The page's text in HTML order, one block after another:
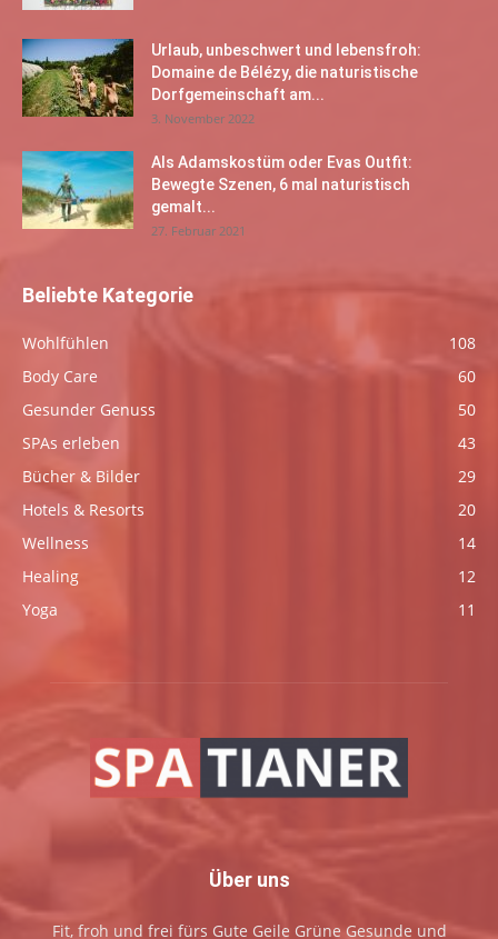
Urlaub, unbeschwert und lebensfroh:
Domaine de Bélézy, die naturistische
Dorfgemeinschaft am...
3. November 2022
Als Adamskostüm oder Evas Outfit:
Bewegte Szenen, 6 mal naturistisch
gemalt...
27. Februar 2021
Beliebte Kategorie
Wohlfühlen
108
Body Care
60
Gesunder Genuss
50
SPAs erleben
43
Bücher & Bilder
29
Hotels & Resorts
20
Wellness
14
Healing
12
Yoga
11
Über uns
Fit, froh und frei fürs Gute Geile Grüne Gesunde und